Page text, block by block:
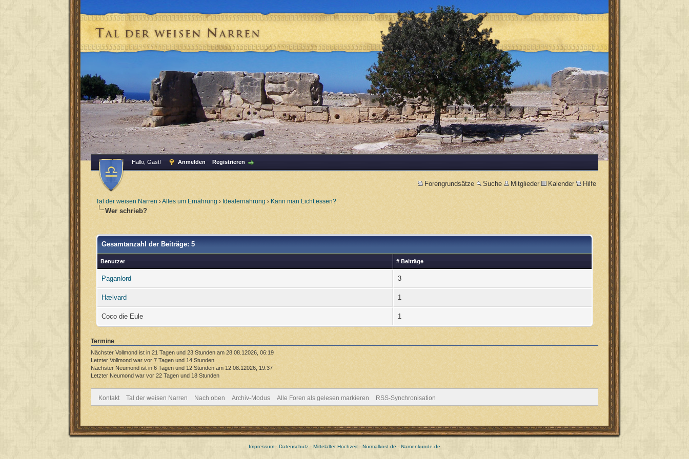
Hallo, Gast! Anmelden Registrieren
Forengrundsätze Suche Mitglieder Kalender Hilfe
Tal der weisen Narren ›Alles um Ernährung › Idealernährung › Kann man Licht essen?
Wer schrieb?
Gesamtanzahl der Beiträge: 5
Benutzer # Beiträge
Paganlord 3
Hælvard 1
Coco die Eule 1
Termine
Nächster Vollmond ist in 21 Tagen und 23 Stunden am 28.08.12026, 06:19
Letzter Vollmond war vor 7 Tagen und 14 Stunden
Nächster Neumond ist in 6 Tagen und 12 Stunden am 12.08.12026, 19:37
Letzter Neumond war vor 22 Tagen und 18 Stunden
Kontakt Tal der weisen Narren Nach oben Archiv-Modus Alle Foren als gelesen markieren RSS-Synchronisation
Impressum - Datenschutz - Mittelalter Hochzeit - Normalkost.de - Namenkunde.de